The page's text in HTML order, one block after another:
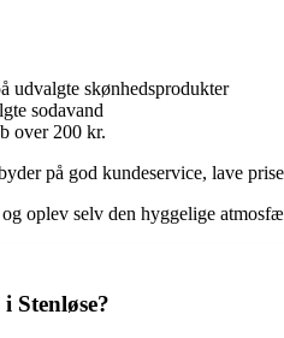
udvalgte skønhedsprodukter
sodavand
over 200 kr.
på god kundeservice, lave
oplev selv den hyggelige
Stenløse?